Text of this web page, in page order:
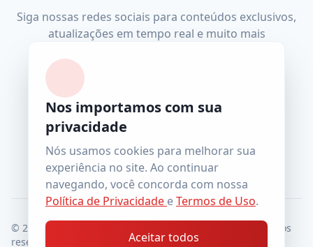
Siga nossas redes sociais para conteúdos exclusivos,
atualizações em tempo real e muito mais
FacebookInstagramYouTube Telegram
wiccatcs@gmail.com
© 2026 - Tradição Caminhos das Sombras. Todos os direitos
reservados
Nos importamos com sua
privacidade
Nós usamos cookies para melhorar sua
experiência no site. Ao continuar
navegando, você concorda com nossa
Política de Privacidade eTermos de Uso.
Aceitar todos